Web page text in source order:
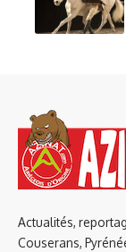
Actualités,
Couserans,